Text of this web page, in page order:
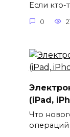
Если кто-
0
(iPad,
Что
операций